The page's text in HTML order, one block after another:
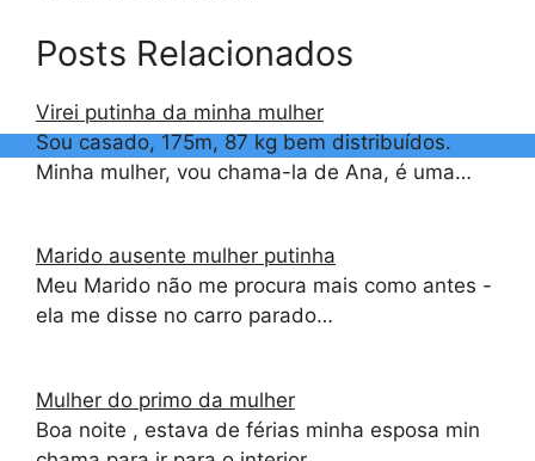
Posts Relacionados
Virei putinha da minha mulher
Sou casado, 175m, 87 kg bem distribuídos.
Minha mulher, vou chama-la de Ana, é uma…
Marido ausente mulher putinha
Meu Marido não me procura mais como antes -
ela me disse no carro parado…
Mulher do primo da mulher
Boa noite , estava de férias minha esposa min